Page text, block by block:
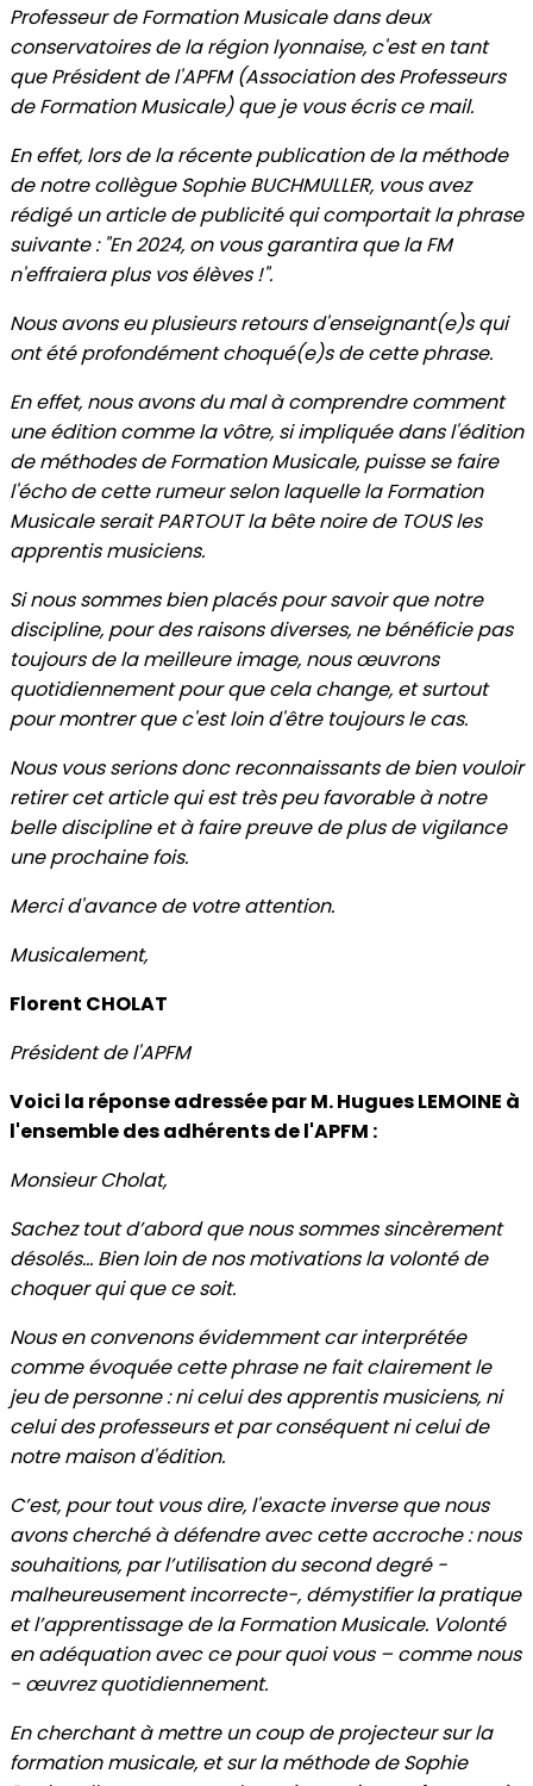
Professeur de Formation Musicale dans deux
conservatoires de la région lyonnaise, c'est en tant
que Président de l'APFM (Association des Professeurs
de Formation Musicale) que je vous écris ce mail.
En effet, lors de la récente publication de la méthode
de notre collègue Sophie BUCHMULLER, vous avez
rédigé un article de publicité qui comportait la phrase
suivante : "En 2024, on vous garantira que la FM
n'effraiera plus vos élèves !".
Nous avons eu plusieurs retours d'enseignant(e)s qui
ont été profondément choqué(e)s de cette phrase.
En effet, nous avons du mal à comprendre comment
une édition comme la vôtre, si impliquée dans l'édition
de méthodes de Formation Musicale, puisse se faire
l'écho de cette rumeur selon laquelle la Formation
Musicale serait PARTOUT la bête noire de TOUS les
apprentis musiciens.
Si nous sommes bien placés pour savoir que notre
discipline, pour des raisons diverses, ne bénéficie pas
toujours de la meilleure image, nous œuvrons
quotidiennement pour que cela change, et surtout
pour montrer que c'est loin d'être toujours le cas.
Nous vous serions donc reconnaissants de bien vouloir
retirer cet article qui est très peu favorable à notre
belle discipline et à faire preuve de plus de vigilance
une prochaine fois.
Merci d'avance de votre attention.
Musicalement,
Florent CHOLAT
Président de l'APFM
Voici la réponse adressée par M. Hugues LEMOINE à
l'ensemble des adhérents de l'APFM :
Monsieur Cholat,
Sachez tout d’abord que nous sommes sincèrement
désolés… Bien loin de nos motivations la volonté de
choquer qui que ce soit.
Nous en convenons évidemment car interprétée
comme évoquée cette phrase ne fait clairement le
jeu de personne : ni celui des apprentis musiciens, ni
celui des professeurs et par conséquent ni celui de
notre maison d'édition.
C’est, pour tout vous dire, l'exacte inverse que nous
avons cherché à défendre avec cette accroche : nous
souhaitions, par l’utilisation du second degré -
malheureusement incorrecte-, démystifier la pratique
et l’apprentissage de la Formation Musicale. Volonté
en adéquation avec ce pour quoi vous – comme nous
- œuvrez quotidiennement.
En cherchant à mettre un coup de projecteur sur la
formation musicale, et sur la méthode de Sophie